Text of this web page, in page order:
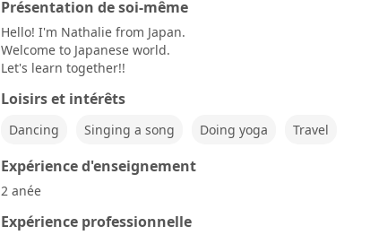
Présentation de soi-même
Hello! I'm Nathalie from Japan.
Welcome to Japanese world.
Let's learn together!!
Loisirs et intérêts
Dancing Singing a song Doing yoga Travel
Expérience d'enseignement
2 anée
Expérience professionnelle